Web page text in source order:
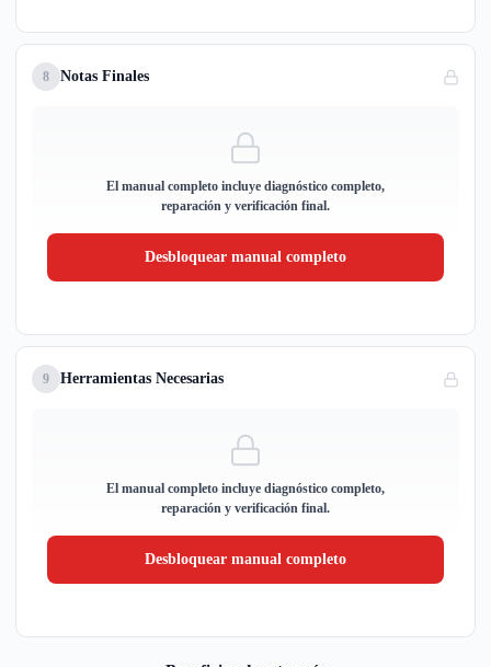
8 Notas Finales
El manual completo incluye diagnóstico completo,
reparación y verificación final.
Desbloquear manual completo
9 Herramientas Necesarias
El manual completo incluye diagnóstico completo,
reparación y verificación final.
Desbloquear manual completo